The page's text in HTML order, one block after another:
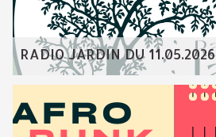
RADIO JARDIN DU 11.05.2026